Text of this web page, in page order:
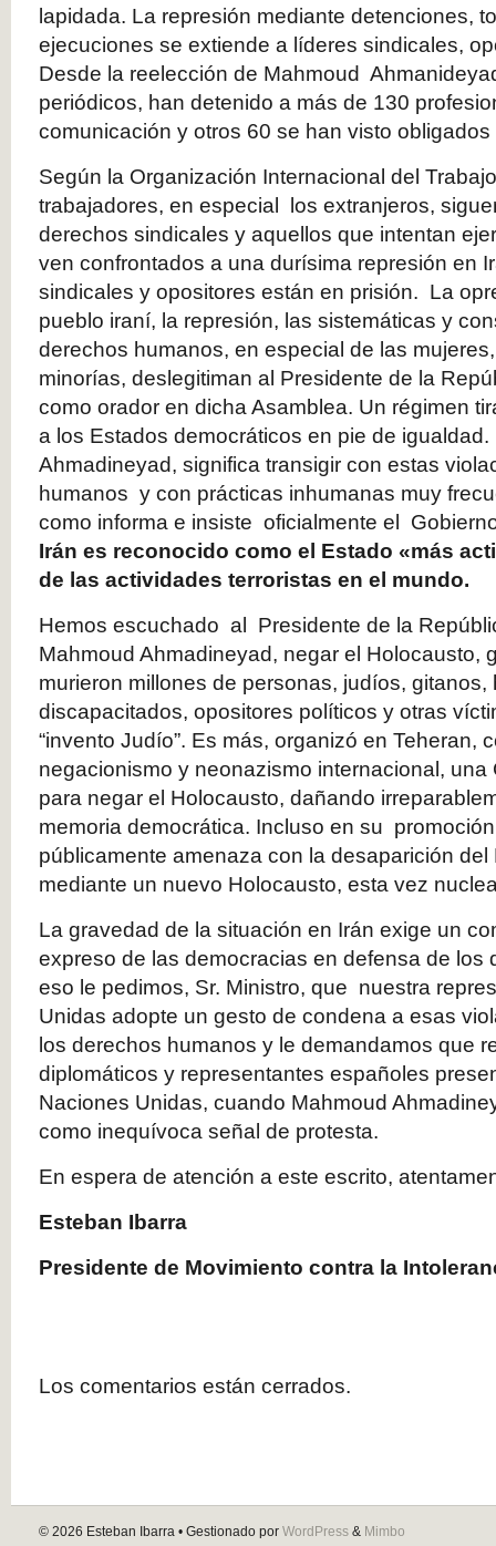
lapidada. La represión mediante detenciones,
ejecuciones se extiende a líderes sindicales,
Desde la reelección de Mahmoud
periódicos, han detenido a más de 130
comunicación y otros 60 se han visto
Según la Organización Internacional del
trabajadores, en especial los extranjeros,
derechos sindicales y aquellos que intentan
ven confrontados a una durísima represión en
sindicales y opositores están en prisión. La
pueblo iraní, la represión, las sistemáticas y
derechos humanos, en especial de las
minorías, deslegitiman al Presidente de la
como orador en dicha Asamblea. Un régimen
a los Estados democráticos en pie de
Ahmadineyad, significa transigir con estas
humanos y con prácticas inhumanas muy
como informa e insiste oficialmente el
Irán es reconocido como el Estado «más
de las actividades terroristas en el mundo.
Hemos escuchado al Presidente de la
Mahmoud Ahmadineyad, negar el Holocausto,
murieron millones de personas, judíos, gitanos,
discapacitados, opositores políticos y otras
“invento Judío”. Es más, organizó en Teheran,
negacionismo y neonazismo internacional, una
para negar el Holocausto, dañando
memoria democrática. Incluso en su
públicamente amenaza con la desaparición del
mediante un nuevo Holocausto, esta vez
La gravedad de la situación en Irán exige un
expreso de las democracias en defensa de los
eso le pedimos, Sr. Ministro, que nuestra
Unidas adopte un gesto de condena a esas
los derechos humanos y le demandamos que
diplomáticos y representantes españoles
Naciones Unidas, cuando Mahmoud
como inequívoca señal de protesta.
En espera de atención a este escrito,
Esteban Ibarra
Presidente de Movimiento contra la
Los comentarios están cerrados.
© 2026 Esteban Ibarra • Gestionado por WordPress & Mimbo